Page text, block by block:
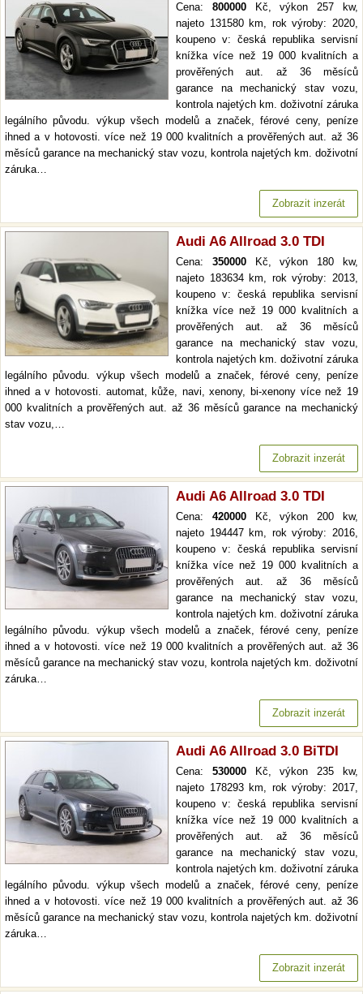
Cena: 800000Kč, výkon 257 kw,
najeto 131580 km, rok výroby: 2020,
koupeno v: česká republika servisní
knížka více než 19 000 kvalitních a
prověřených aut. až 36 měsíců
garance na mechanický stav vozu,
kontrola najetých km. doživotní záruka
legálního původu. výkup všech modelů a značek, férové ceny, peníze
ihned a v hotovosti. více než 19 000 kvalitních a prověřených aut. až 36
měsíců garance na mechanický stav vozu, kontrola najetých km. doživotní
záruka…
Zobrazit inzerát
Audi A6 Allroad 3.0 TDI
Cena: 350000Kč, výkon 180 kw,
najeto 183634 km, rok výroby: 2013,
koupeno v: česká republika servisní
knížka více než 19 000 kvalitních a
prověřených aut. až 36 měsíců
garance na mechanický stav vozu,
kontrola najetých km. doživotní záruka
legálního původu. výkup všech modelů a značek, férové ceny, peníze
ihned a v hotovosti. automat, kůže, navi, xenony, bi-xenony více než 19
000 kvalitních a prověřených aut. až 36 měsíců garance na mechanický
stav vozu,…
Zobrazit inzerát
Audi A6 Allroad 3.0 TDI
Cena: 420000Kč, výkon 200 kw,
najeto 194447 km, rok výroby: 2016,
koupeno v: česká republika servisní
knížka více než 19 000 kvalitních a
prověřených aut. až 36 měsíců
garance na mechanický stav vozu,
kontrola najetých km. doživotní záruka
legálního původu. výkup všech modelů a značek, férové ceny, peníze
ihned a v hotovosti. více než 19 000 kvalitních a prověřených aut. až 36
měsíců garance na mechanický stav vozu, kontrola najetých km. doživotní
záruka…
Zobrazit inzerát
Audi A6 Allroad 3.0 BiTDI
Cena: 530000Kč, výkon 235 kw,
najeto 178293 km, rok výroby: 2017,
koupeno v: česká republika servisní
knížka více než 19 000 kvalitních a
prověřených aut. až 36 měsíců
garance na mechanický stav vozu,
kontrola najetých km. doživotní záruka
legálního původu. výkup všech modelů a značek, férové ceny, peníze
ihned a v hotovosti. více než 19 000 kvalitních a prověřených aut. až 36
měsíců garance na mechanický stav vozu, kontrola najetých km. doživotní
záruka…
Zobrazit inzerát